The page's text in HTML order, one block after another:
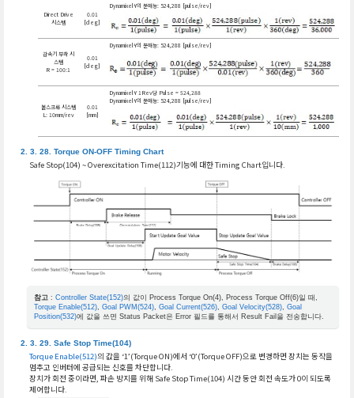
Direct Drive
시스템
0.01
[deg]
Dynamixel-Y의 분해능: 524,288 [pulse/rev]
감속기 부착 시
스템
R = 100:1
0.01
[deg]
Dynamixel-Y의 분해능: 524,288 [pulse/rev]
볼스크류 시스템
L: 10mm/rev
0.01
[mm]
Dynamixel-Y 1Rev당 Pulse = 524,288
Dynamixel-Y의 분해능: 524,288 [pulse/rev]
Torque ON-OFF Timing Chart
Safe Stop(104) ~ Overexcitation Time(112)기능에 대한 Timing Chart입니다.
참고 :Controller State(152)의 값이 Process Torque On(4), Process Torque Off(6)일 때,
Torque Enable(512) ,Goal PWM(524) ,Goal Current(526) ,Goal Velocity(528) ,Goal
Position(532)에 값을 쓰면 Status Packet은 Error 필드를 통해서 Result Fail을 전송합니다.
Safe Stop Time(104)
Torque Enable(512)의 값을 ‘1’(Torque ON)에서 ‘0’(Torque OFF)으로 변경하면 장치는 동작을
멈추고 인버터에 공급되는 신호를 차단합니다.
장치가 회전 중이라면, 파손 방지를 위해 Safe Stop Time(104) 시간 동안 회전 속도가 0이 되도록
제어합니다.